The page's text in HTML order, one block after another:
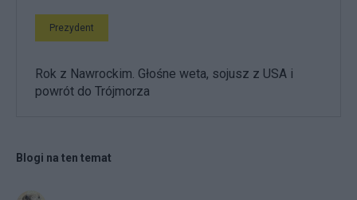
Prezydent
Rok z Nawrockim. Głośne weta, sojusz z USA i
powrót do Trójmorza
Blogi na ten temat